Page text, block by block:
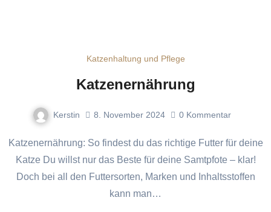
Katzenhaltung und Pflege
Katzenernährung
Kerstin 8. November 2024 0 Kommentar
Katzenernährung: So findest du das richtige Futter für deine
Katze Du willst nur das Beste für deine Samtpfote – klar!
Doch bei all den Futtersorten, Marken und Inhaltsstoffen
kann man…